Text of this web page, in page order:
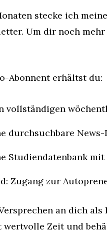
stecke ich
Um dir noch
Abonnent erhältst du:
vollständigen
durchsuchbare News-
Studiendatenbank mit
Zugang zur
an dich
wertvolle Zeit und